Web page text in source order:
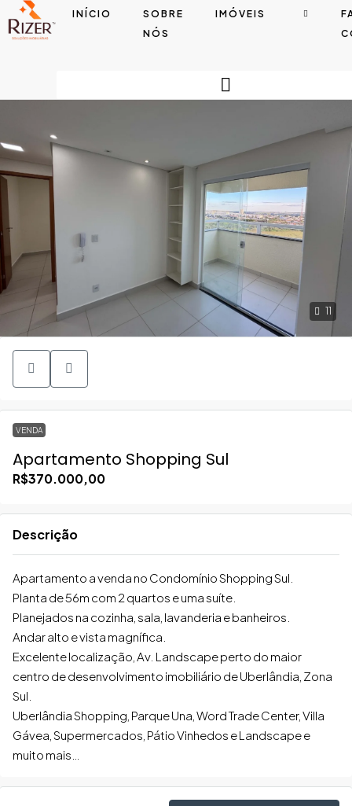
INÍCIO
SOBRE
NÓS
IMÓVEIS
11
VENDA
Apartamento Shopping Sul
R$370.000,00
Descrição
Apartamento a venda no Condomínio Shopping Sul.
Planta de 56m com 2 quartos e uma suíte.
Planejados na cozinha, sala, lavanderia e banheiros.
Andar alto e vista magnífica.
Excelente localização, Av. Landscape perto do maior
centro de desenvolvimento imobiliário de Uberlândia, Zona
Sul.
Uberlândia Shopping, Parque Una, Word Trade Center, Villa
Gávea, Supermercados, Pátio Vinhedos e Landscape e
muito mais…